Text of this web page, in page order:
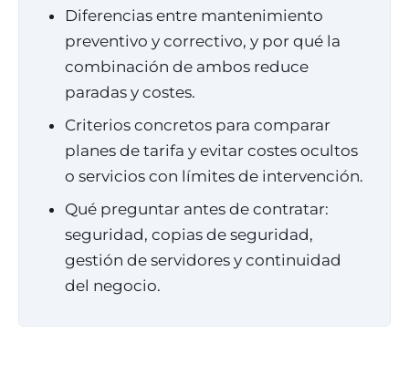
Diferencias entre mantenimiento
preventivo y correctivo, y por qué la
combinación de ambos reduce
paradas y costes.
Criterios concretos para comparar
planes de tarifa y evitar costes ocultos
o servicios con límites de intervención.
Qué preguntar antes de contratar:
seguridad, copias de seguridad,
gestión de servidores y continuidad
del negocio.